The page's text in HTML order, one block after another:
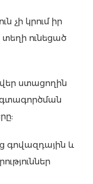
չի կրում իր
տեղի ունեցած
ստացողին
գովազդային և